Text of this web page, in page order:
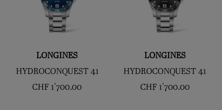
LONGINES
HYDROCONQUEST 41
CHF 1'700.00
LONGINES
HYDROCONQUEST 41
CHF 1'700.00